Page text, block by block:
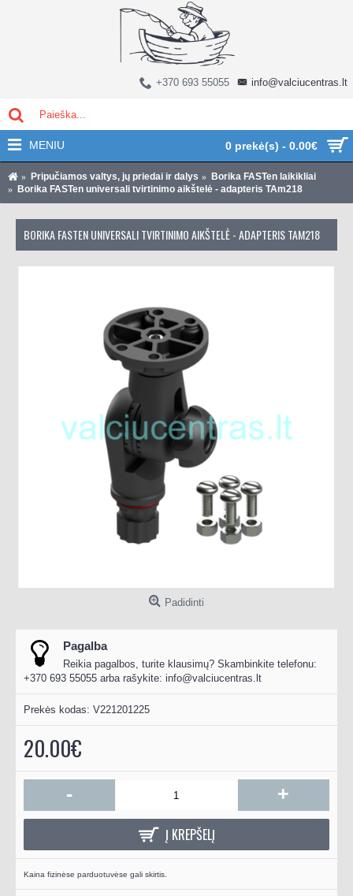
0 prekė(s) - 0.00€
+370 693 55055 info@valciucentras.lt
MENIU
Pripučiamos valtys, jų priedai ir dalys
Borika FASTen laikikliai
Borika FASTen universali tvirtinimo aikštelė - adapteris TAm218
BORIKA FASTEN UNIVERSALI TVIRTINIMO AIKŠTELĖ - ADAPTERIS TAM218
Padidinti
Pagalba
Reikia pagalbos, turite klausimų? Skambinkite telefonu:
+370 693 55055 arba rašykite: info@valciucentras.lt
Prekės kodas: V221201225
20.00€
- +
Į KREPŠELĮ
Kaina fizinėse parduotuvėse gali skirtis.